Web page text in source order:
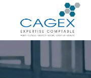
content